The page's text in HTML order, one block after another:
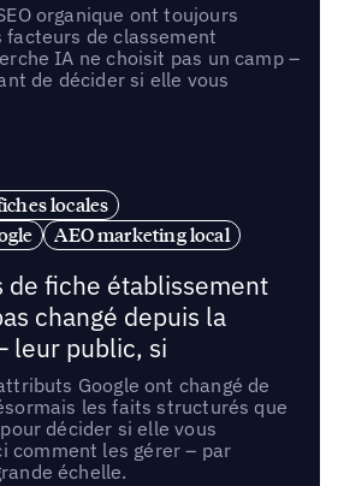
organique ont toujours
facteurs de classement
IA ne choisit pas un camp –
de décider si elle vous
locales
AEO marketing local
de fiche établissement
changé depuis la
leur public, si
Google ont changé de
les faits structurés que
décider si elle vous
comment les gérer – par
échelle.